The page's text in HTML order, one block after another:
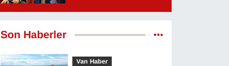
Son Haberler
Van Haber